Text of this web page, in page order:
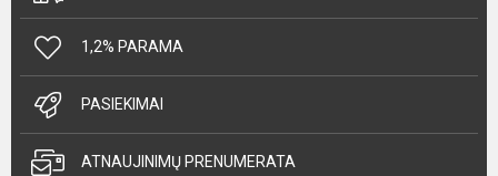
1,2% PARAMA
PASIEKIMAI
ATNAUJINIMŲ PRENUMERATA